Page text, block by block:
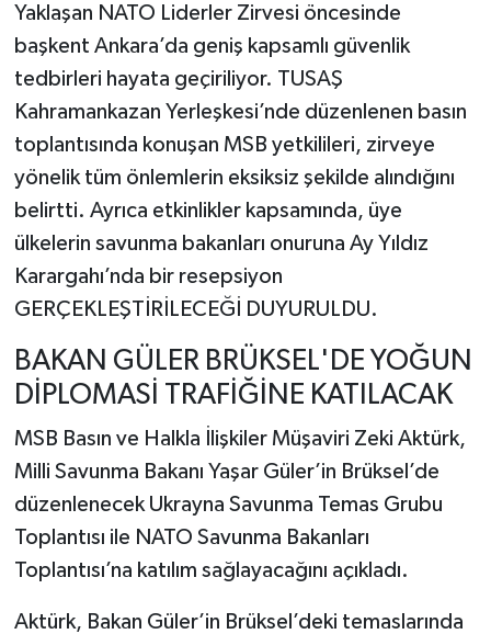
Yaklaşan NATO Liderler Zirvesi öncesinde
başkent Ankara’da geniş kapsamlı güvenlik
tedbirleri hayata geçiriliyor. TUSAŞ
Kahramankazan Yerleşkesi’nde düzenlenen basın
toplantısında konuşan MSB yetkilileri, zirveye
yönelik tüm önlemlerin eksiksiz şekilde alındığını
belirtti. Ayrıca etkinlikler kapsamında, üye
ülkelerin savunma bakanları onuruna Ay Yıldız
Karargahı’nda bir resepsiyon
GERÇEKLEŞTİRİLECEĞİ DUYURULDU.
BAKAN GÜLER BRÜKSEL'DE YOĞUN
DİPLOMASİ TRAFİĞİNE KATILACAK
MSB Basın ve Halkla İlişkiler Müşaviri Zeki Aktürk,
Milli Savunma Bakanı Yaşar Güler’in Brüksel’de
düzenlenecek Ukrayna Savunma Temas Grubu
Toplantısı ile NATO Savunma Bakanları
Toplantısı’na katılım sağlayacağını açıkladı.
Aktürk, Bakan Güler’in Brüksel’deki temaslarında